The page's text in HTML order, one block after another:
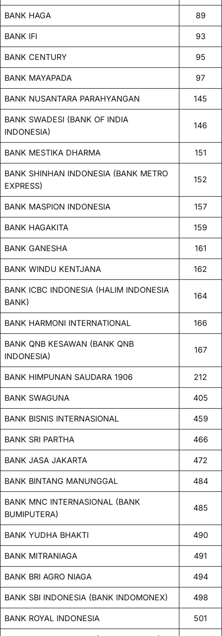
BANK HAGA 89
BANK IFI 93
BANK CENTURY 95
BANK MAYAPADA 97
BANK NUSANTARA PARAHYANGAN 145
BANK SWADESI (BANK OF INDIA
INDONESIA)
146
BANK MESTIKA DHARMA 151
BANK SHINHAN INDONESIA (BANK METRO
EXPRESS)
152
BANK MASPION INDONESIA 157
BANK HAGAKITA 159
BANK GANESHA 161
BANK WINDU KENTJANA 162
BANK ICBC INDONESIA (HALIM INDONESIA
BANK)
164
BANK HARMONI INTERNATIONAL 166
BANK QNB KESAWAN (BANK QNB
INDONESIA)
167
BANK HIMPUNAN SAUDARA 1906 212
BANK SWAGUNA 405
BANK BISNIS INTERNASIONAL 459
BANK SRI PARTHA 466
BANK JASA JAKARTA 472
BANK BINTANG MANUNGGAL 484
BANK MNC INTERNASIONAL (BANK
BUMIPUTERA)
485
BANK YUDHA BHAKTI 490
BANK MITRANIAGA 491
BANK BRI AGRO NIAGA 494
BANK SBI INDONESIA (BANK INDOMONEX) 498
BANK ROYAL INDONESIA 501